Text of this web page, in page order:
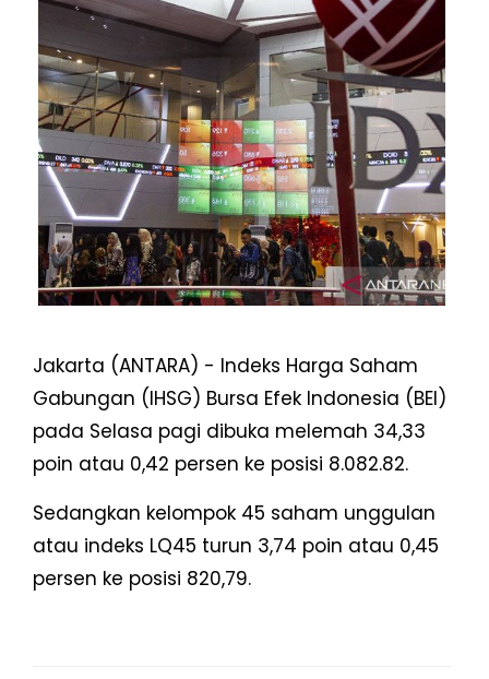
Jakarta (ANTARA) - Indeks Harga Saham
Gabungan (IHSG) Bursa Efek Indonesia (BEI)
pada Selasa pagi dibuka melemah 34,33
poin atau 0,42 persen ke posisi 8.082.82.
Sedangkan kelompok 45 saham unggulan
atau indeks LQ45 turun 3,74 poin atau 0,45
persen ke posisi 820,79.